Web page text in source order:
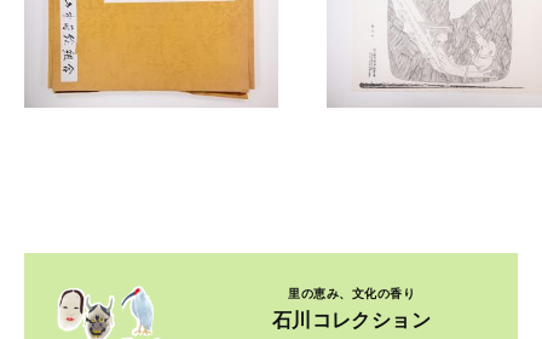
里の恵み、文化の香り
石川コレクション